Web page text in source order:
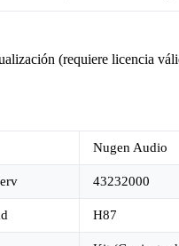
(requiere licencia
Nugen Audio
43232000
H87